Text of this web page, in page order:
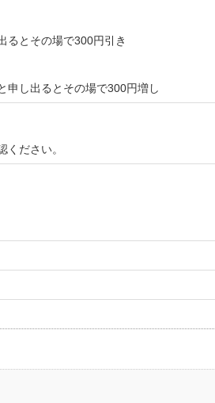
るとその場で300円引き
申し出るとその場で300円増し
ださい。